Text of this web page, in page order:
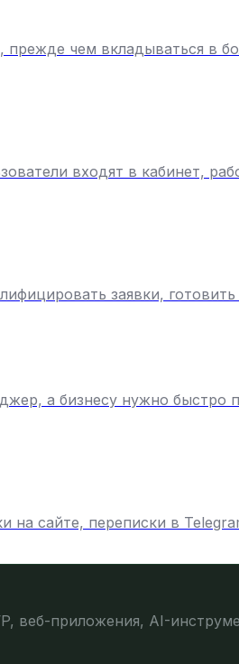
чем вкладываться в
входят в кабинет,
заявки,
а бизнесу нужно
на сайте, переписки в
веб-приложения, AI-